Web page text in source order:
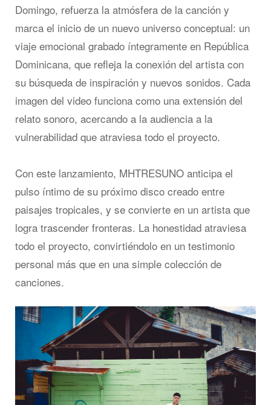
Domingo, refuerza la atmósfera de la canción y
marca el inicio de un nuevo universo conceptual: un
viaje emocional grabado íntegramente en República
Dominicana, que refleja la conexión del artista con
su búsqueda de inspiración y nuevos sonidos. Cada
imagen del video funciona como una extensión del
relato sonoro, acercando a la audiencia a la
vulnerabilidad que atraviesa todo el proyecto.
Con este lanzamiento, MHTRESUNO anticipa el
pulso íntimo de su próximo disco creado entre
paisajes tropicales, y se convierte en un artista que
logra trascender fronteras. La honestidad atraviesa
todo el proyecto, convirtiéndolo en un testimonio
personal más que en una simple colección de
canciones.